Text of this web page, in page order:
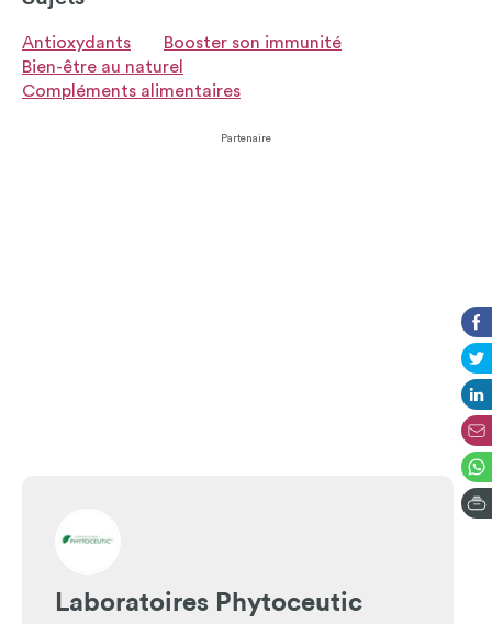
Antioxydants
Booster son immunité
Bien-être au naturel
Compléments alimentaires
Partenaire
Laboratoires Phytoceutic